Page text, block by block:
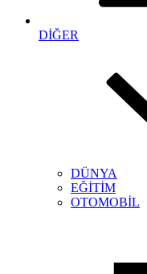
DİĞER
DÜNYA
EĞİTİM
OTOMOBİL